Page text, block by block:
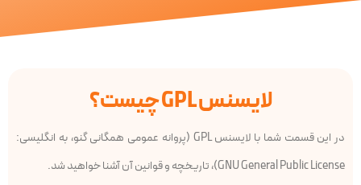
لایسنس GPL چیست؟
در این قسمت شما با لایسنس GPL (پروانه عمومی همگانی گنو، به انگلیسی:
GNU General Public License)، تاریخچه و قوانین آن آشنا خواهید شد.